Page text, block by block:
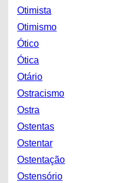
Otimista
Otimismo
Ótico
Ótica
Otário
Ostracismo
Ostra
Ostentas
Ostentar
Ostentação
Ostensório